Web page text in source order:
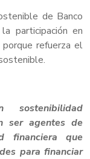
de Banco
participación en
refuerza el
sostenibilidad
ser agentes de
financiera que
para financiar